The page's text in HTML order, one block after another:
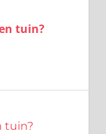
tuin?
tuin?